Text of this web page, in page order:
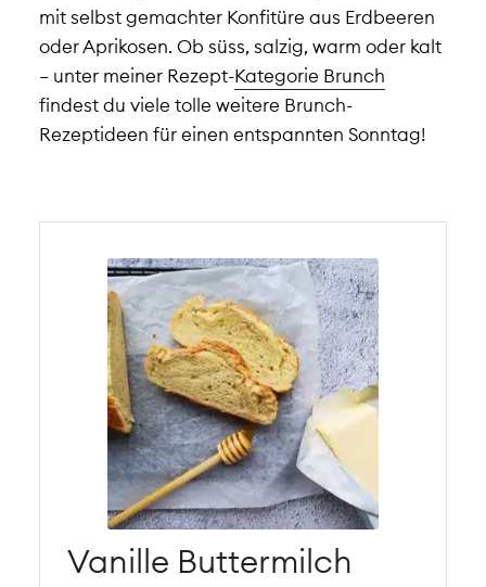
mit selbst gemachter Konfitüre aus Erdbeeren
oder Aprikosen. Ob süss, salzig, warm oder kalt
– unter meiner Rezept-Kategorie Brunch
findest du viele tolle weitere Brunch-
Rezeptideen für einen entspannten Sonntag!
Vanille Buttermilch